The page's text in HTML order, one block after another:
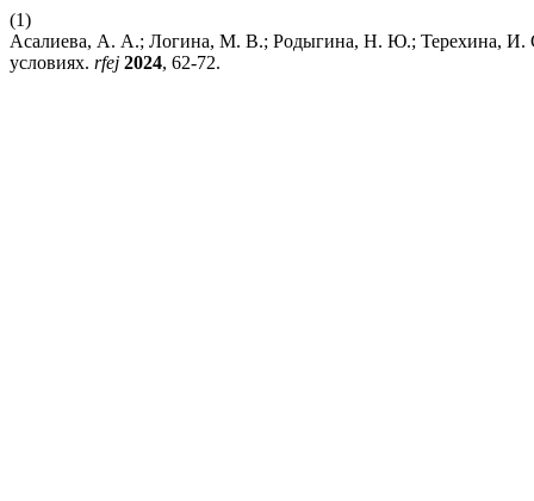
(1)
Асалиева, А. А.; Логина, М. В.; Родыгина, Н. Ю.; Терехина, И.
условиях. rfej 2024, 62-72.